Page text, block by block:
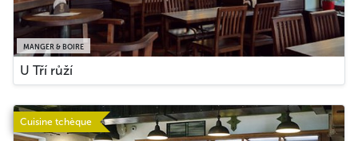
MANGER & BOIRE
U Tří růží
Cuisine tchèque